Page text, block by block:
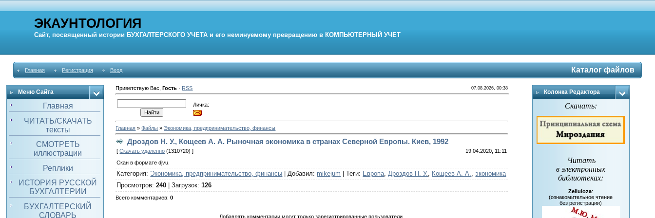
ЭКАУНТОЛОГИЯ
Сайт, посвященный истории БУХГАЛТЕРСКОГО УЧЕТА и его неминуемому превращению в КОМПЬЮТЕРНЫЙ УЧЕТ
Главная Регистрация Вход Каталог файлов
Меню Сайта
Главная
ЧИТАТЬ/СКАЧАТЬ
тексты
СМОТРЕТЬ
иллюстрации
Реплики
ИСТОРИЯ РУССКОЙ
БУХГАЛТЕРИИ
БУХГАЛТЕРСКИЙ
СЛОВАРЬ
Приветствую Вас ,Гость · RSS 07.08.2026, 00:38
Личка:
Главная »Файлы »Экономика, предпринимательство, финансы
Дроздов Н. У., Кощеев А. А. Рыночная экономика в странах Северной Европы. Киев, 1992
[Скачать удаленно (1310720) ]
19.04.2020, 11:11
Скан в формате djvu.
Категория: Экономика, предпринимательство, финансы |Добавил: mikejum |Теги: Европа,Дроздов Н. У., Кощеев А. А.,экономика
Просмотров:240 |Загрузок:126
Всего комментариев:0
Добавлять комментарии могут только зарегистрированные пользователи.
Колонка Редактора
Скачать:
Читать
в электронных
библиотеках:
Zelluloza:
(ознакомительное чтение
без регистрации)